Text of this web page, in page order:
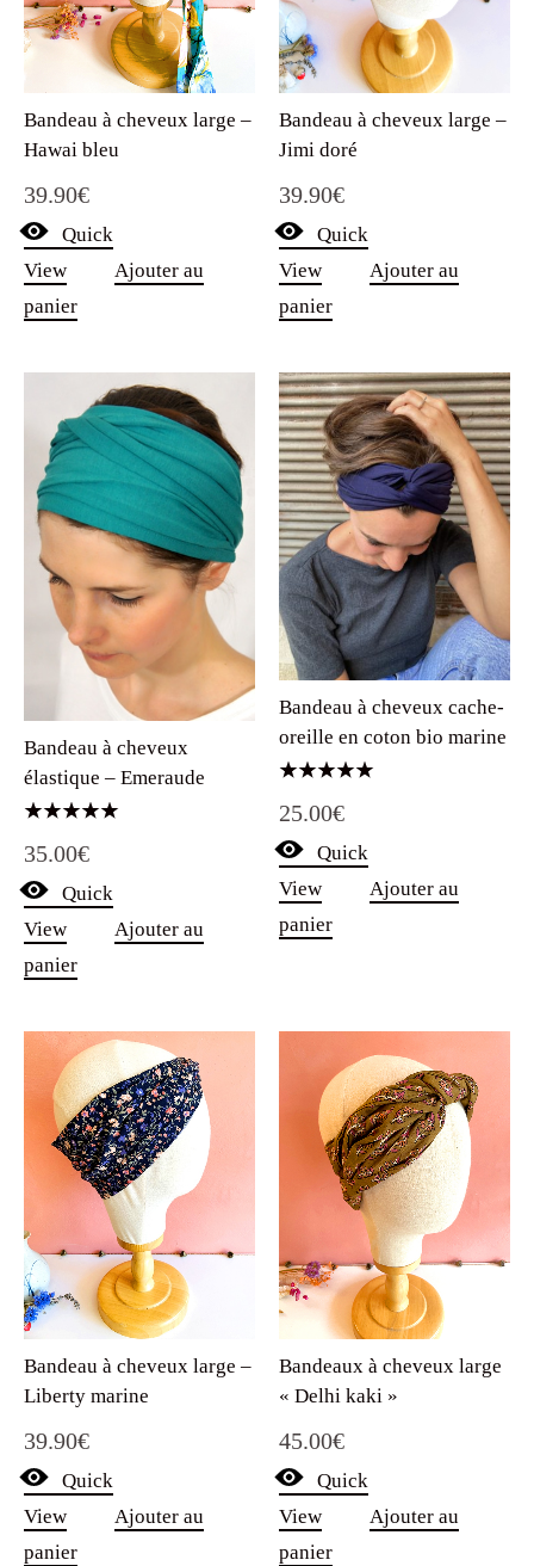
Bandeau à cheveux large –
Hawai bleu
39.90€
Quick
View
Ajouter au
panier
Bandeau à cheveux large –
Jimi doré
39.90€
Quick
View
Ajouter au
panier
Bandeau à cheveux
élastique – Emeraude
5.00
sur 5
35.00€
Quick
View
Ajouter au
panier
Bandeau à cheveux cache-
oreille en coton bio marine
5.00
25.00€
Quick
View
Ajouter au
panier
Bandeau à cheveux large –
Liberty marine
39.90€
Quick
View
Ajouter au
panier
Bandeaux à cheveux large
« Delhi kaki »
45.00€
Quick
View
Ajouter au
panier